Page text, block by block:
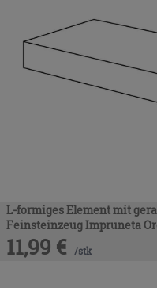
L-formiges Element mit
Feinsteinzeug Impruneta
11,99 € /stk